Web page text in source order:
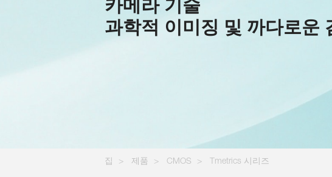
카메라 기술
과학적 이미징 및 까다로운
집 제품 CMOS Tmetrics 시리즈